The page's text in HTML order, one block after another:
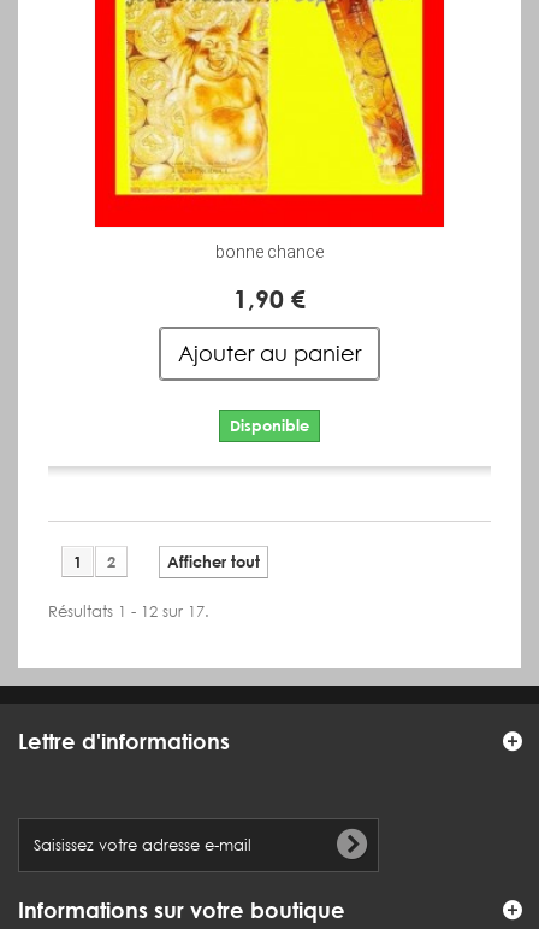
bonne chance
1,90 €
Ajouter au panier
Disponible
Afficher tout
1 2
Résultats 1 - 12 sur 17.
Lettre d'informations
Informations sur votre boutique